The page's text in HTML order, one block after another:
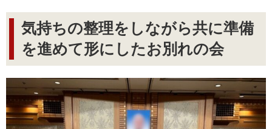
気持ちの整理をしながら共に準備
を進めて形にしたお別れの会